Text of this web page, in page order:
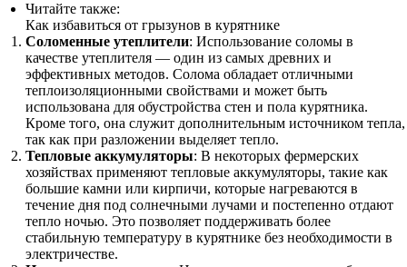
Читайте также:
Как избавиться от грызунов в курятнике
Соломенные утеплители: Использование соломы в
качестве утеплителя — один из самых древних и
эффективных методов. Солома обладает отличными
теплоизоляционными свойствами и может быть
использована для обустройства стен и пола курятника.
Кроме того, она служит дополнительным источником тепла,
так как при разложении выделяет тепло.
Тепловые аккумуляторы: В некоторых фермерских
хозяйствах применяют тепловые аккумуляторы, такие как
большие камни или кирпичи, которые нагреваются в
течение дня под солнечными лучами и постепенно отдают
тепло ночью. Это позволяет поддерживать более
стабильную температуру в курятнике без необходимости в
электричестве.